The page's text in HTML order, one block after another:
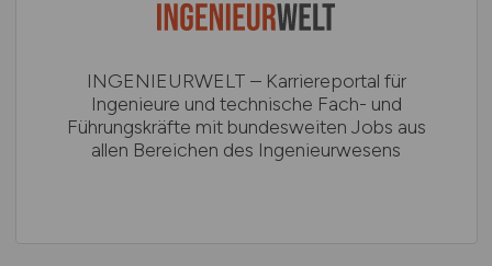
INGENIEURWELT – Karriereportal für
Ingenieure und technische Fach- und
Führungskräfte mit bundesweiten Jobs aus
allen Bereichen des Ingenieurwesens